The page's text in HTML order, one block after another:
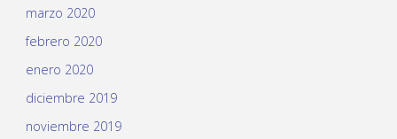
marzo 2020
febrero 2020
enero 2020
diciembre 2019
noviembre 2019